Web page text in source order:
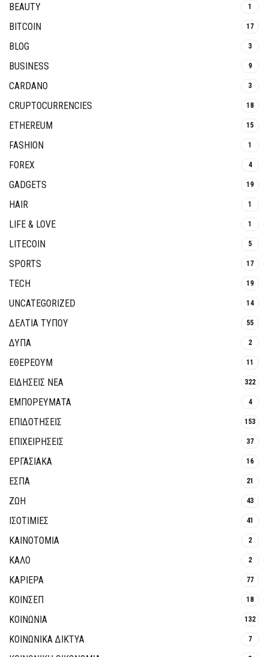
BEAUTY 1
BITCOIN 17
BLOG 3
BUSINESS 9
CARDANO 3
CRUPTOCURRENCIES 18
ETHEREUM 15
FASHION 1
FOREX 4
GADGETS 19
HAIR 1
LIFE & LOVE 1
LITECOIN 5
SPORTS 17
TECH 19
UNCATEGORIZED 14
ΔΕΛΤΙΑ ΤΥΠΟΥ 55
ΔΥΠΑ 2
ΕΘΈΡΕΟΥΜ 11
ΕΙΔΗΣΕΙΣ ΝΕΑ 322
ΕΜΠΟΡΕΥΜΑΤΑ 4
ΕΠΙΔΟΤΗΣΕΙΣ 153
ΕΠΙΧΕΙΡΗΣΕΙΣ 37
ΕΡΓΑΣΙΑΚΑ 16
ΕΣΠΑ 21
ΖΩΗ 43
ΙΣΟΤΙΜΙΕΣ 41
ΚΑΙΝΟΤΟΜΊΑ 2
ΚΑΛΟ 2
ΚΑΡΙΕΡΑ 77
ΚΟΙΝΣΕΠ 18
ΚΟΙΝΩΝΙΑ 132
ΚΟΙΝΩΝΙΚΆ ΔΊΚΤΥΑ 7